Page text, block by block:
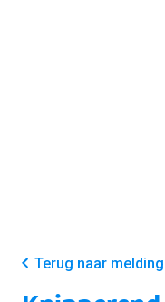
Terug naar